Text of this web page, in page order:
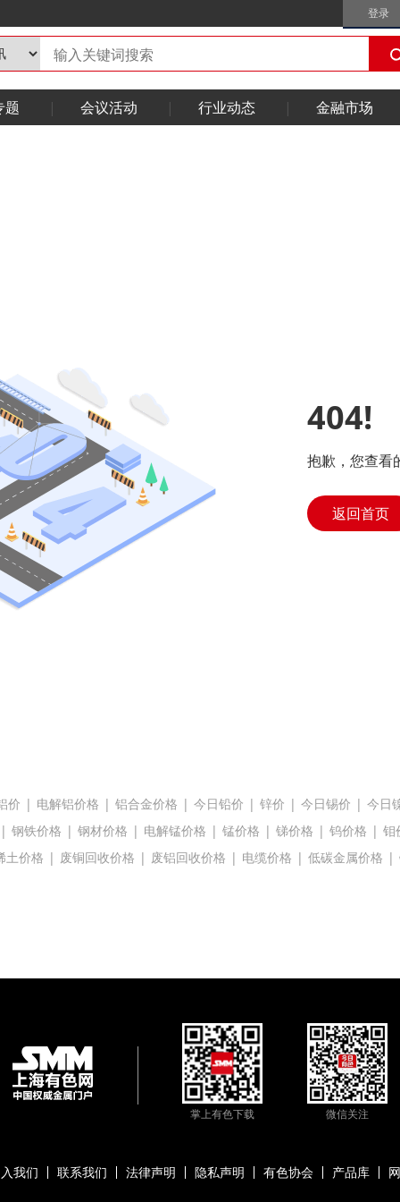
登录
题 会议活动 行业动态 金融市场
404!
抱歉，您查看
返回首页
价 | 电解铝价格 | 铝合金价格 | 今日铅价 | 锌价 | 今日锡价 | 今日
| 钢铁价格 | 钢材价格 | 电解锰价格 | 锰价格 | 锑价格 | 钨价格 | 钼
土价格 | 废铜回收价格 | 废铝回收价格 | 电缆价格 | 低碳金属价格 |
掌上有色下载 微信关注
我们 联系我们 法律声明 隐私声明 有色协会 产品库